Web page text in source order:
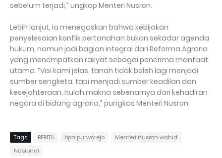
sebelum terjadi,” ungkap Menteri Nusron.
Lebih lanjut, ia menegaskan bahwa kebijakan
penyelesaian konflik pertanahan bukan sekadar agenda
hukum, namun jadi bagian integral dari Reforma Agraria
yang menempatkan rakyat sebagai penerima manfaat
utama. “Visi kami jelas, tanah tidak boleh lagi menjadi
sumber sengketa, tapi menjadi sumber keadilan dan
kesejahteraan. Itulah makna sebenarnya dari kehadiran
negara di bidang agraria,” pungkas Menteri Nusron.
Tags BERITA bpn purworejo
Menteri nusron wahid
Nasional